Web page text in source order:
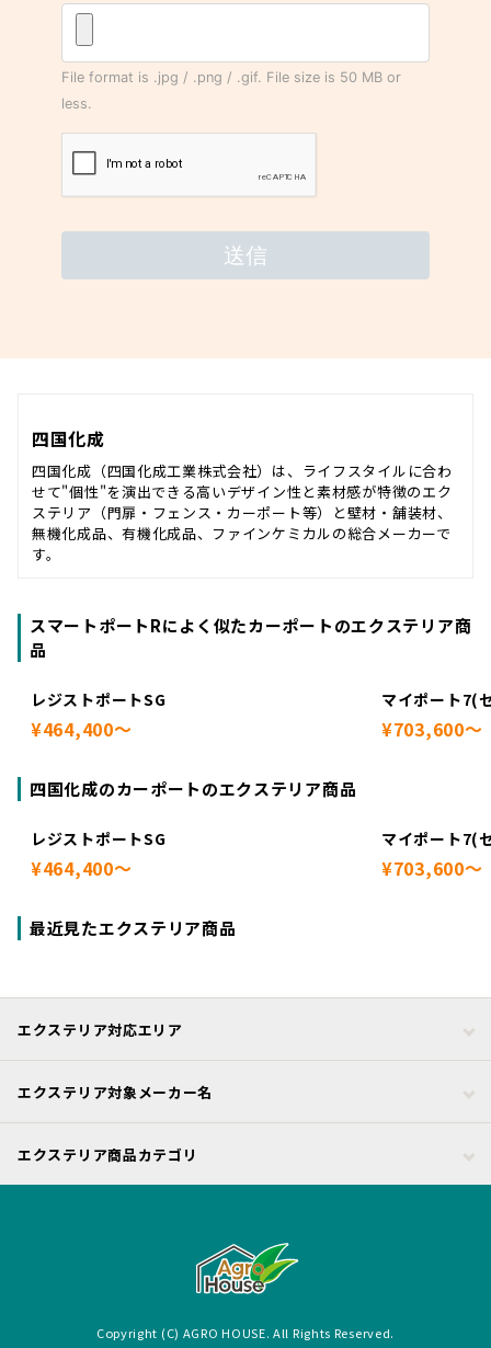
四国化成
四国化成（四国化成工業株式会社）は、ライフスタイルに合わ
せて"個性"を演出できる高いデザイン性と素材感が特徴のエク
ステリア（門扉・フェンス・カーポート等）と壁材・舗装材、
無機化成品、有機化成品、ファインケミカルの総合メーカーで
す。
スマートポートRによく似たカーポートのエクステリア商
品
レジストポートSG
¥464,400～
マイポート7(
¥703,600～
四国化成のカーポートのエクステリア商品
レジストポートSG
¥464,400～
マイポート7(
¥703,600～
最近見たエクステリア商品
エクステリア対応エリア
エクステリア対象メーカー名
エクステリア商品カテゴリ
Copyright (C) AGRO HOUSE. All Rights Reserved.